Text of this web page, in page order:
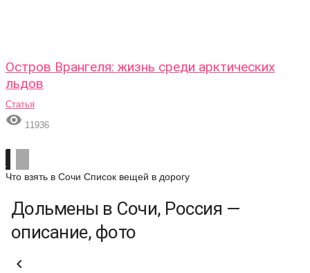
Остров Врангеля: жизнь среди арктических
льдов
Статья
 11936
Что взять в Сочи Список вещей в дорогу
Дольмены в Сочи, Россия —
описание, фото
